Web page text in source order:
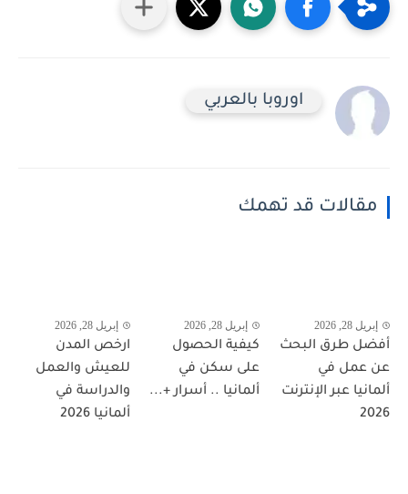
اوروبا بالعربي
مقالات قد تهمك
إبريل 28, 2026
أفضل طرق البحث
عن عمل في
ألمانيا عبر الإنترنت
2026
إبريل 28, 2026
كيفية الحصول
على سكن في
ألمانيا .. أسرار +...
إبريل 28, 2026
ارخص المدن
للعيش والعمل
والدراسة في
ألمانيا 2026